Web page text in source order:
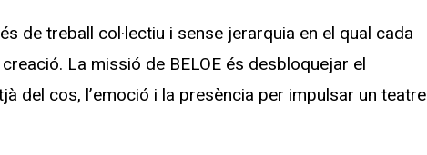
de treball col·lectiu i sense jerarquia en el qual cada
La missió de BELOE és desbloquejar el
del cos, l’emoció i la presència per impulsar un teatre